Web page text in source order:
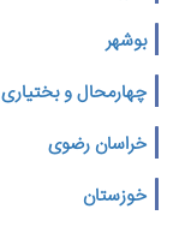
بوشهر
چهارمحال و بختیاری
خراسان رضوی
خوزستان